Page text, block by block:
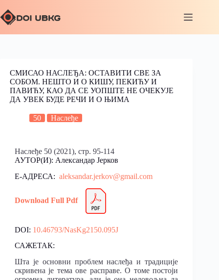
СМИСАО НАСЛЕЂА: ОСТАВИТИ СВЕ ЗА
СОБОМ. НЕШТО И О КИШУ, ПЕКИЋУ И
ПАВИЋУ, КАО ДА СЕ УОПШТЕ НЕ ОЧЕКУЈЕ
ДА УВЕК БУДЕ РЕЧИ И О ЊИМА
50 Наслеђе
Наслеђе 50 (2021), стр. 95-114
АУТОР(И): Александар Јерков
Е-АДРЕСА: aleksandar.jerkov@gmail.com
Download Full Pdf
DOI: 10.46793/NasKg2150.095J
САЖЕТАК:
Шта је основни проблем наслеђа и традиције
скривена је тема ове расправе. О томе постоји